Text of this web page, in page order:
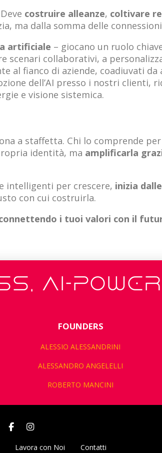
costruire alleanze, coltivare
ma dalla somma delle
artificiale – giocano un ruolo
collaborativi, a
al fianco di aziende, coadiuvati da
dell’AI presso i nostri clienti,
e visione sistemica.
a staffetta. Chi lo comprende
identità, ma amplificarla
intelligenti per crescere, inizia
con cui costruirla.
i tuoi valori con il
AI-
FOUNDERS
ALESSIO ALESSANDRINI
ALESSANDRO ANGELELLI
ROBERTO MANCINI
Lavora con Noi Contatti